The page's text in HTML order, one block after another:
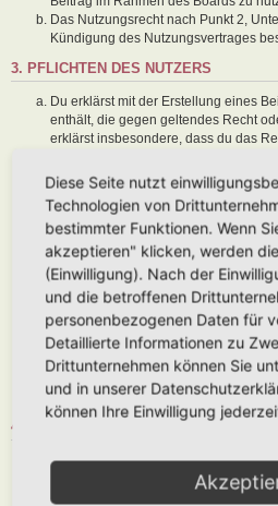
Das Nutzungsrecht nach Punkt 2,
Kündigung des Nutzungsvertrages
3. PFLICHTEN DES NUTZERS
Du erklärst mit der Erstellung eines
enthält, die gegen geltendes Recht
erklärst insbesondere, dass du das
Der Betreiber des Boards übt das
diese Nutzungsbedingungen oder
Regeln kann der Betreiber dich nach
dauerhaft von der Nutzung dieses
Hausverbot erteilen.
Du nimmst zur Kenntnis, dass der
Inhalte von Beiträgen übernimmt, die
er nicht zur Kenntnis genommen hat.
Benutzerkonto, Beiträge und
sperren.
Du gestattest dem Betreiber darüber
abzuändern, sofern sie gegen o. g.
sind, dem Betreiber oder einem
4. GENERAL PUBLIC LICENSE
Du nimmst zur Kenntnis, dass es sich
GNU General Public License v2“
von phpBB Limited (
www.phpbb.com
Diese Seite nutzt
Technologien von
bestimmter Funktionen. Wenn
akzeptieren" klicken, werden
(Einwilligung). Nach der
und die betroffenen
personenbezogenen Daten für
Detaillierte Informationen zu
Drittunternehmen können Sie
und in unserer
können Ihre Einwilligung